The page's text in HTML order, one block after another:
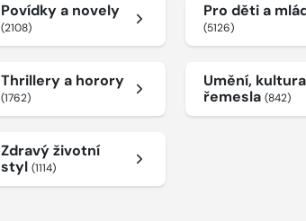
Povídky a novely
(2108)
Pro děti a
(5126)
Thrillery a horory
(1762)
Umění,
řemesla (842)
Zdravý životní
styl(1114)